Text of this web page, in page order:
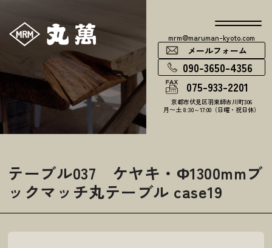
mrm@maruman-kyoto.com
メールフォーム
090-3650-4356
075-933-2201
京都市伏見区羽束師古川町306
月〜土 8:30～17:00（日曜・祝日休）
テーブル037 ケヤキ・Φ1300mmブ
ックマッチ丸テーブル case19